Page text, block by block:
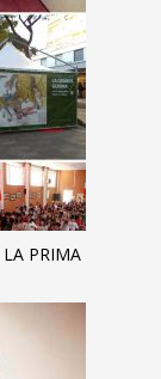
PRIMA